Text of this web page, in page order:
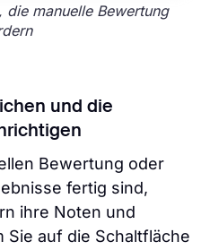
manuelle Bewertung
und die
Bewertung oder
fertig sind,
ihre Noten und
Sie auf die Schaltfläche